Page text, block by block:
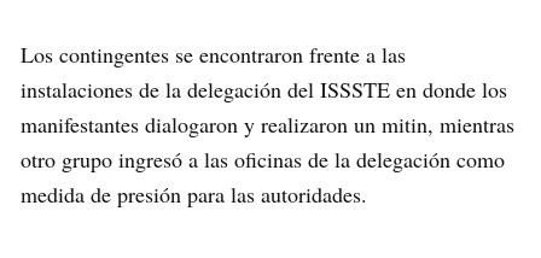
Los contingentes se encontraron frente a las
instalaciones de la delegación del ISSSTE en donde los
manifestantes dialogaron y realizaron un mitin, mientras
otro grupo ingresó a las oficinas de la delegación como
medida de presión para las autoridades.